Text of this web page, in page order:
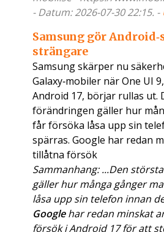
- Datum: 2026-07-30 22:15. -
Samsung gör
strängare
Samsung skärper nu
Galaxy‑mobiler när One UI
Android 17, börjar rullas ut.
förändringen gäller hur
får försöka låsa upp sin
spärras. Google har redan
tillåtna försök
Sammanhang: ...Den
gäller hur många gånger
låsa upp sin telefon innan
Googlehar redan minskat
försök i Android 17 för att